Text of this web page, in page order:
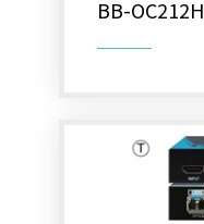
BB-
罩型2.8-12